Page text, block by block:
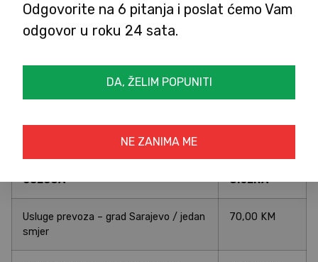
Usluge koje se dodatno naplaćuju
USLUGA CIJENA
Usluge prevoza – grad Sarajevo / jedan
smjer
70,00 KM
Odgovorite na 6 pitanja i poslat ćemo Vam
odgovor u roku 24 sata.
DA, ŽELIM POPUNITI
NE ZANIMA ME